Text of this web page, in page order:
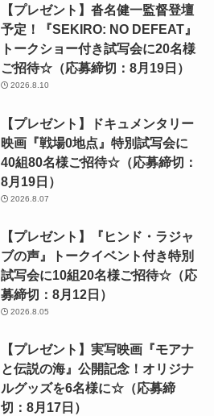
【プレゼント】沓名健一監督登壇
予定！『SEKIRO: NO DEFEAT』
トークショー付き試写会に20名様
ご招待☆（応募締切：8月19日）
2026.8.10
【プレゼント】ドキュメンタリー
映画『戦場0地点』特別試写会に
40組80名様ご招待☆（応募締切：
8月19日）
2026.8.07
【プレゼント】『ヒンド・ラジャ
ブの声』トークイベント付き特別
試写会に10組20名様ご招待☆（応
募締切：8月12日）
2026.8.05
【プレゼント】実写映画『モアナ
と伝説の海』公開記念！オリジナ
ルグッズを6名様に☆（応募締
切：8月17日）